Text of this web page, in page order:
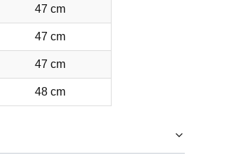
47 cm
47 cm
47 cm
48 cm